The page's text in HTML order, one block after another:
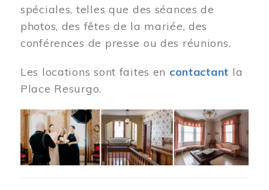
spéciales, telles que des séances de
photos, des fêtes de la mariée, des
conférences de presse ou des réunions.
Les locations sont faites en contactant la
Place Resurgo.
Image